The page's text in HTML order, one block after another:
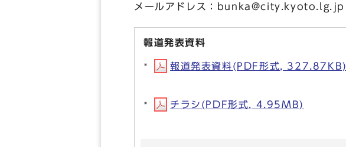
メールアドレス： bunka@city.kyoto.lg.jp
報道発表資料
報道発表資料(PDF形式, 327.87KB)
チラシ(PDF形式, 4.95MB)